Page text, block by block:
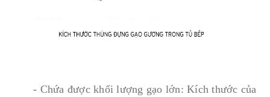
- Chứa được khối lượng gạo lớn: Kích thước của